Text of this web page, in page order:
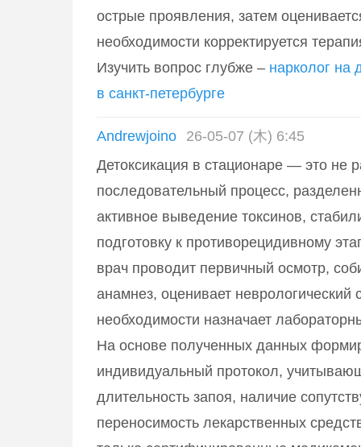
острые проявления, затем
необходимости корректируется
Изучить вопрос глубже – нарколог на
в санкт-петербурге
Andrewjoino
26-05-07 (木) 6:45
Детоксикация в стационаре — это не
последовательный процесс,
активное выведение токсинов,
подготовку к противорецидивному
врач проводит первичный осмотр,
анамнез, оценивает неврологический
необходимости назначает
На основе полученных данных
индивидуальный протокол,
длительность запоя, наличие
переносимость лекарственных